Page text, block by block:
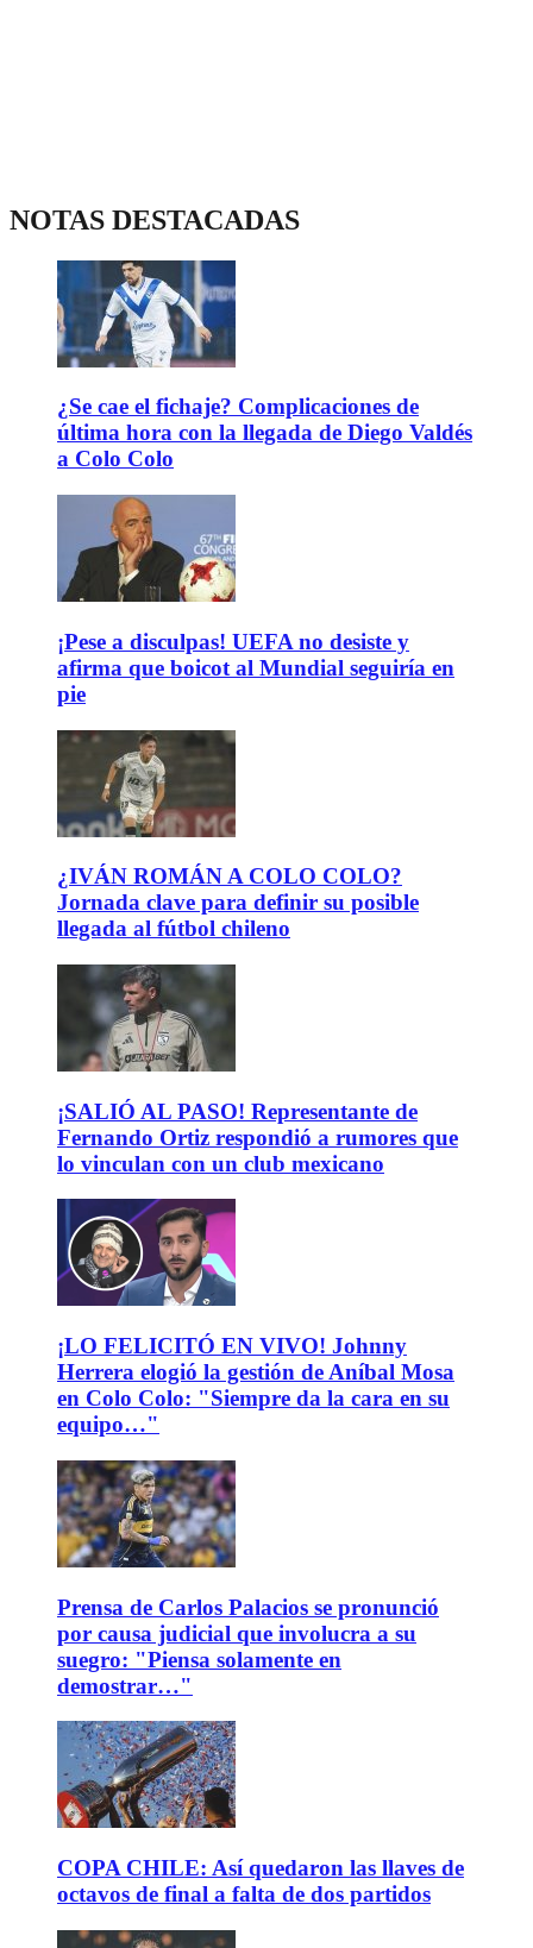
NOTAS DESTACADAS
¿Se cae el fichaje? Complicaciones de
última hora con la llegada de Diego Valdés
a Colo Colo
¡Pese a disculpas! UEFA no desiste y
afirma que boicot al Mundial seguiría en
pie
¿IVÁN ROMÁN A COLO COLO?
Jornada clave para definir su posible
llegada al fútbol chileno
¡SALIÓ AL PASO! Representante de
Fernando Ortiz respondió a rumores que
lo vinculan con un club mexicano
¡LO FELICITÓ EN VIVO! Johnny
Herrera elogió la gestión de Aníbal Mosa
en Colo Colo: "Siempre da la cara en su
equipo…"
Prensa de Carlos Palacios se pronunció
por causa judicial que involucra a su
suegro: "Piensa solamente en
demostrar…"
COPA CHILE: Así quedaron las llaves de
octavos de final a falta de dos partidos